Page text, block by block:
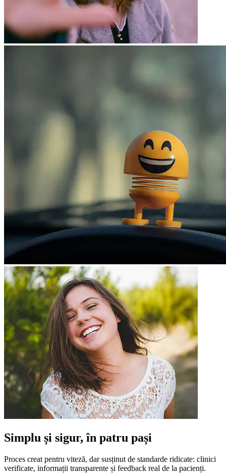
Simplu și sigur, în patru pași
Proces creat pentru viteză, dar susținut de standarde ridicate: clinici
verificate, informații transparente și feedback real de la pacienți.